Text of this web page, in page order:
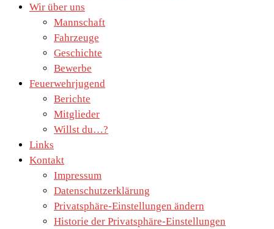
Wir über uns
Mannschaft
Fahrzeuge
Geschichte
Bewerbe
Feuerwehrjugend
Berichte
Mitglieder
Willst du…?
Links
Kontakt
Impressum
Datenschutzerklärung
Privatsphäre-Einstellungen ändern
Historie der Privatsphäre-Einstellungen